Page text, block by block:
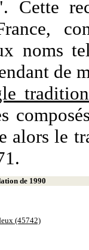
Cette
noms
de
alors le
de 1990
(45742)